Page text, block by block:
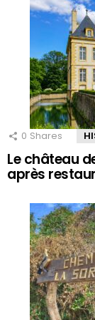
0 Shares
Le château
après